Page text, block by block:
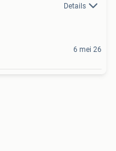
Details
6 mei 26